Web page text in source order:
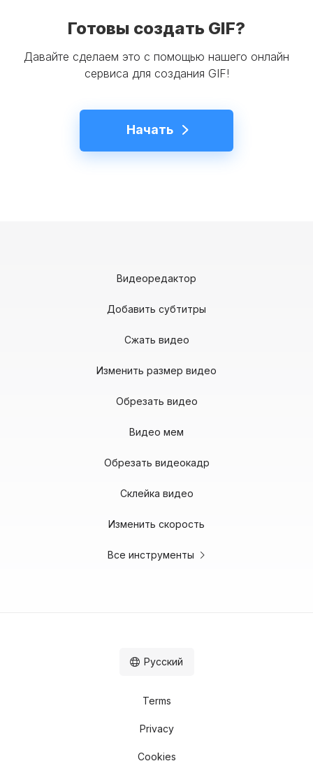
Готовы создать GIF?
Давайте сделаем это с помощью нашего онлайн
сервиса для создания GIF!
Начать
Видеоредактор
Добавить субтитры
Сжать видео
Изменить размер видео
Обрезать видео
Видео мем
Обрезать видеокадр
Склейка видео
Изменить скорость
Все инструменты
Terms
Privacy
Cookies
Русский